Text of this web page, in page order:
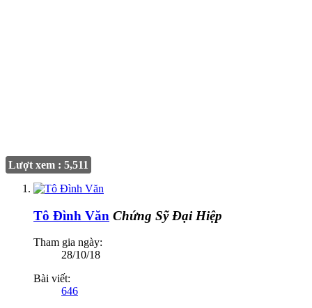
Lượt xem : 5,511
Tô Đình Văn Chứng Sỹ Đại Hiệp
Tham gia ngày:
28/10/18
Bài viết:
646